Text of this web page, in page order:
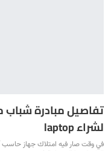
تفاصيل مبادرة
لشراء laptop
في وقت صار فيه امتلاك جهاز